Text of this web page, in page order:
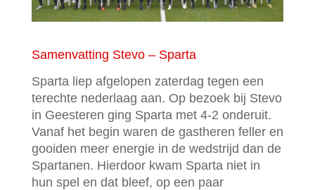
Samenvatting Stevo – Sparta
Sparta liep afgelopen zaterdag tegen een
terechte nederlaag aan. Op bezoek bij Stevo
in Geesteren ging Sparta met 4-2 onderuit.
Vanaf het begin waren de gastheren feller en
gooiden meer energie in de wedstrijd dan de
Spartanen. Hierdoor kwam Sparta niet in
hun spel en dat bleef, op een paar